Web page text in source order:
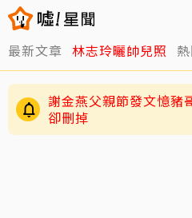
最新文章 林志玲曬帥兒照
練HYROX練到雙手全是
寫
謝金燕父親節發文憶
卻刪掉